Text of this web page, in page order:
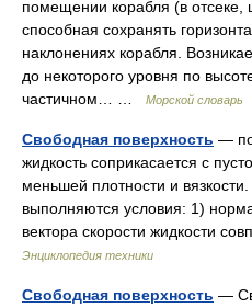
помещении корабля (в отсеке,
способная сохранять
наклонениях корабля.
до некоторого уровня по
частичном… …
Морской словарь
Свободная поверхность —
жидкость соприкасается с
меньшей плотности и
выполняются условия: 1)
вектора скорости жидкости
Энциклопедия техники
Свободная поверхность —